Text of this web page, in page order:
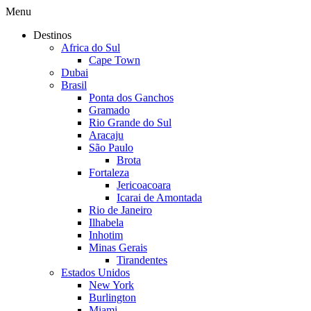
Menu
Destinos
Africa do Sul
Cape Town
Dubai
Brasil
Ponta dos Ganchos
Gramado
Rio Grande do Sul
Aracaju
São Paulo
Brota
Fortaleza
Jericoacoara
Icarai de Amontada
Rio de Janeiro
Ilhabela
Inhotim
Minas Gerais
Tirandentes
Estados Unidos
New York
Burlington